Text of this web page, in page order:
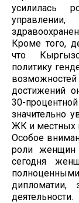
усилилась
управлении,
Кроме того,
что
политику
достижений
30-
значительно
ЖК и местных
Особое
роли женщин
сегодня
дипломатии,
деятельности.